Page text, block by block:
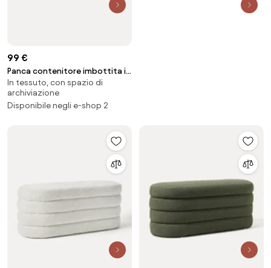
99 €
Panca contenitore imbottita in
velluto Pavlina
In tessuto, con spazio di
archiviazione
Disponibile negli e-shop 2